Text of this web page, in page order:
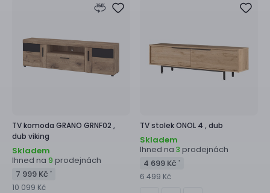
TV komoda GRANO GRNF02 ,
dub viking
Skladem
Ihned na 9 prodejnách
7 999 Kč *
10 099 Kč
TV stolekONOL 4 ,dub
Skladem
Ihned na 3 prodejnách
4 699 Kč *
6 499 Kč